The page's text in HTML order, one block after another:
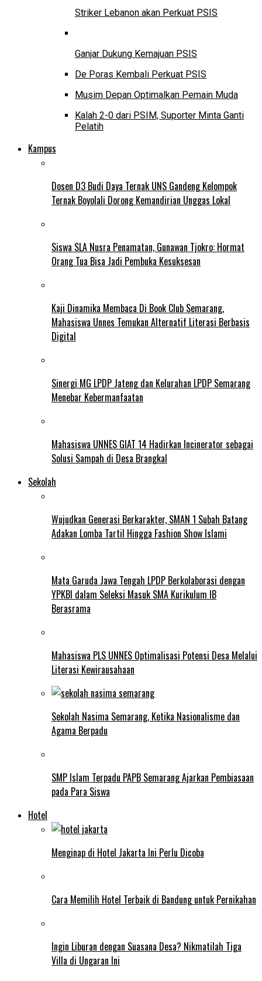
Striker Lebanon akan Perkuat PSIS
Ganjar Dukung Kemajuan PSIS
De Poras Kembali Perkuat PSIS
Musim Depan Optimalkan Pemain Muda
Kalah 2-0 dari PSIM, Suporter Minta Ganti
Pelatih
Kampus
Dosen D3 Budi Daya Ternak UNS Gandeng Kelompok
Ternak Boyolali Dorong Kemandirian Unggas Lokal
Siswa SLA Nusra Penamatan, Gunawan Tjokro: Hormat
Orang Tua Bisa Jadi Pembuka Kesuksesan
Kaji Dinamika Membaca Di Book Club Semarang,
Mahasiswa Unnes Temukan Alternatif Literasi Berbasis
Digital
Sinergi MG LPDP Jateng dan Kelurahan LPDP Semarang
Menebar Kebermanfaatan
Mahasiswa UNNES GIAT 14 Hadirkan Incinerator sebagai
Solusi Sampah di Desa Brangkal
Sekolah
Wujudkan Generasi Berkarakter, SMAN 1 Subah Batang
Adakan Lomba Tartil Hingga Fashion Show Islami
Mata Garuda Jawa Tengah LPDP Berkolaborasi dengan
YPKBI dalam Seleksi Masuk SMA Kurikulum IB
Berasrama
Mahasiswa PLS UNNES Optimalisasi Potensi Desa Melalui
Literasi Kewirausahaan
Sekolah Nasima Semarang, Ketika Nasionalisme dan
Agama Berpadu
SMP Islam Terpadu PAPB Semarang Ajarkan Pembiasaan
pada Para Siswa
Hotel
Menginap di Hotel Jakarta Ini Perlu Dicoba
Cara Memilih Hotel Terbaik di Bandung untuk Pernikahan
Ingin Liburan dengan Suasana Desa? Nikmatilah Tiga
Villa di Ungaran Ini